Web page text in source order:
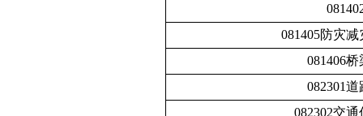
081405防灾
081406
082301
082302交